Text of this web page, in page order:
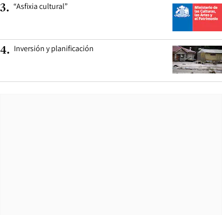
3. “Asfixia cultural”
4. Inversión y planificación